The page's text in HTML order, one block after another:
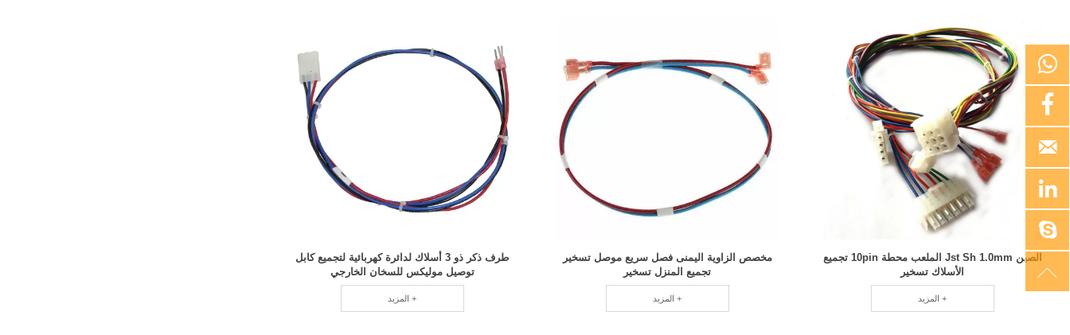
طرف ذكر ذو 3 أسلاك لدائرة كهربائية لتجميع كابل
توصيل موليكس للسخان الخارجي
المزيد +
مخصص الزاوية اليمنى فصل سريع موصل تسخير
تجميع المنزل تسخير
المزيد +
الصين Jst Sh 1.0mm الملعب محطة 10pin تجميع
الأسلاك تسخير
المزيد +





